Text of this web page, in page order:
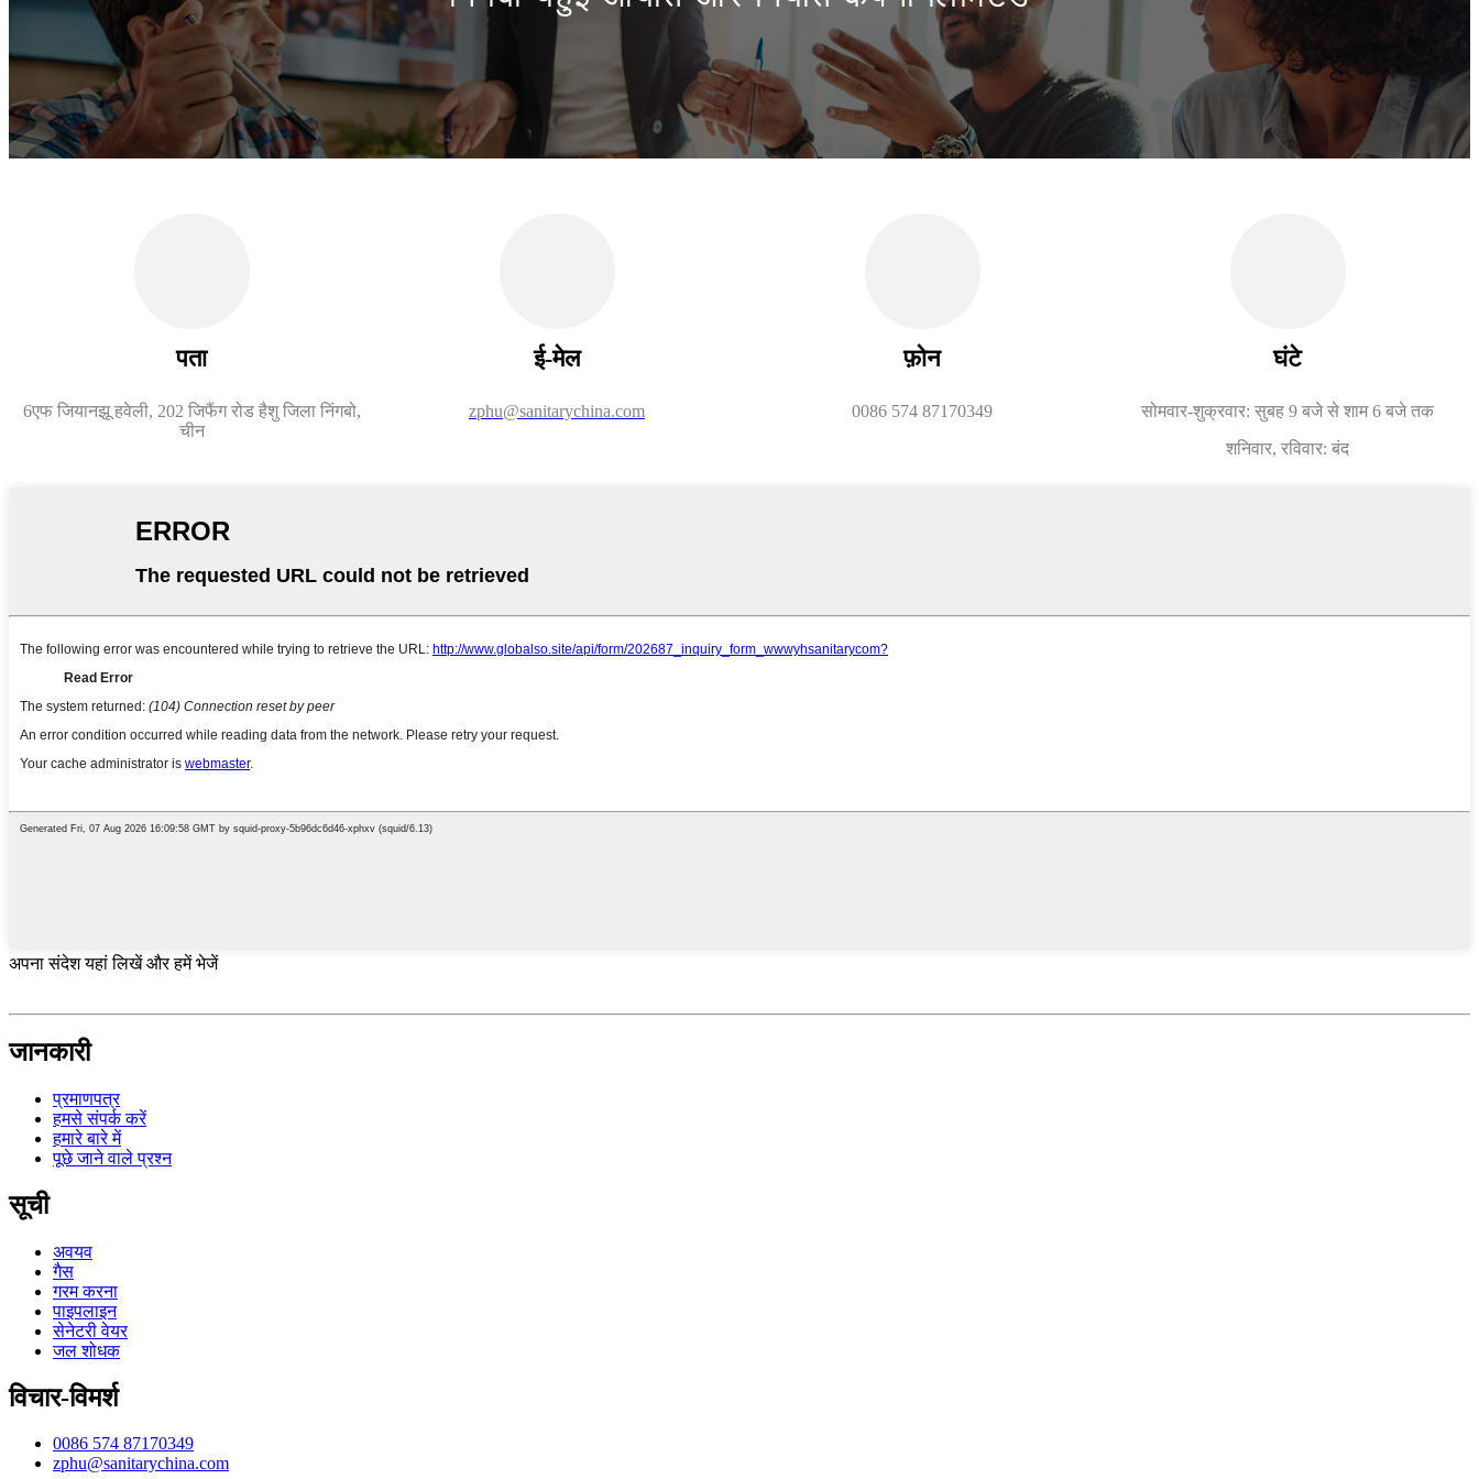
पता
6एफ जियानझू हवेली, 202 जिफैंग रोड हैशु जिला निंगबो,
चीन
ई-मेल
zphu@sanitarychina.com
फ़ोन
0086 574 87170349
घंटे
सोमवार-शुक्रवार: सुबह 9 बजे से शाम 6 बजे तक
शनिवार, रविवार: बंद
अपना संदेश यहां लिखें और हमें भेजें
जानकारी
प्रमाणपत्र
हमसे संपर्क करें
हमारे बारे में
पूछे जाने वाले प्रश्न
सूची
अवयव
गैस
गरम करना
पाइपलाइन
सेनेटरी वेयर
जल शोधक
विचार-विमर्श
0086 574 87170349
zphu@sanitarychina.com